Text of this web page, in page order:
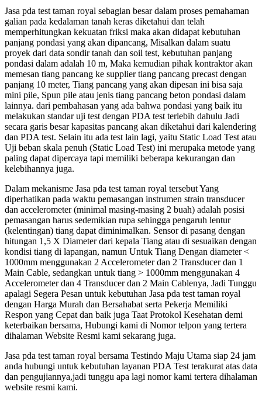
Jasa pda test taman royal sebagian besar dalam proses pemahaman
galian pada kedalaman tanah keras diketahui dan telah
memperhitungkan kekuatan friksi maka akan didapat kebutuhan
panjang pondasi yang akan dipancang, Misalkan dalam suatu
proyek dari data sondir tanah dan soil test, kebutuhan panjang
pondasi dalam adalah 10 m, Maka kemudian pihak kontraktor akan
memesan tiang pancang ke supplier tiang pancang precast dengan
panjang 10 meter, Tiang pancang yang akan dipesan ini bisa saja
mini pile, Spun pile atau jenis tiang pancang beton pondasi dalam
lainnya. dari pembahasan yang ada bahwa pondasi yang baik itu
melakukan standar uji test dengan PDA test terlebih dahulu Jadi
secara garis besar kapasitas pancang akan diketahui dari kalendering
dan PDA test. Selain itu ada test lain lagi, yaitu Static Load Test atau
Uji beban skala penuh (Static Load Test) ini merupaka metode yang
paling dapat dipercaya tapi memiliki beberapa kekurangan dan
kelebihannya juga.
Dalam mekanisme Jasa pda test taman royal tersebut Yang
diperhatikan pada waktu pemasangan instrumen strain transducer
dan accelerometer (minimal masing-masing 2 buah) adalah posisi
pemasangan harus sedemikian rupa sehingga pengaruh lentur
(kelentingan) tiang dapat diminimalkan. Sensor di pasang dengan
hitungan 1,5 X Diameter dari kepala Tiang atau di sesuaikan dengan
kondisi tiang di lapangan, namun Untuk Tiang Dengan diameter <
1000mm menggunakan 2 Accelerometer dan 2 Transducer dan 1
Main Cable, sedangkan untuk tiang > 1000mm menggunakan 4
Accelerometer dan 4 Transducer dan 2 Main Cablenya, Jadi Tunggu
apalagi Segera Pesan untuk kebutuhan Jasa pda test taman royal
dengan Harga Murah dan Bersahabat serta Pekerja Memiliki
Respon yang Cepat dan baik juga Taat Protokol Kesehatan demi
keterbaikan bersama, Hubungi kami di Nomor telpon yang tertera
dihalaman Website Resmi kami sekarang juga.
Jasa pda test taman royal bersama Testindo Maju Utama siap 24 jam
anda hubungi untuk kebutuhan layanan PDA Test terakurat atas data
dan pengujiannya,jadi tunggu apa lagi nomor kami tertera dihalaman
website resmi kami.